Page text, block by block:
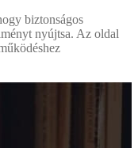
biztonságos
nyújtsa. Az oldal